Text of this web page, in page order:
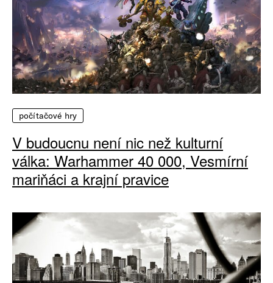
počítačové hry
V budoucnu není nic než kulturní
válka: Warhammer 40 000, Vesmírní
mariňáci a krajní pravice